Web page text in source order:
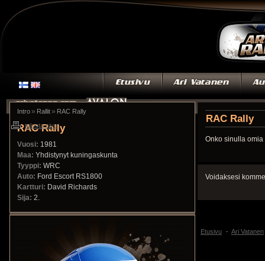
Intro » Rallit » RAC Rally
RAC Rally
Vuosi: 1981
Maa: Yhdistynyt kuningaskunta
Tyyppi: WRC
Auto: Ford Escort RS1800
Kartturi: David Richards
Sija: 2.
RAC Rally
Onko sinulla
Voidaksesi
tulosta sivu
Etusivu Ari Vatanen